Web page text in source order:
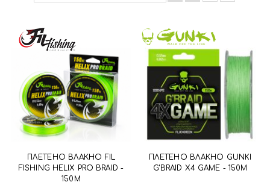
ПЛЕТЕНО ВЛАКНО FIL
FISHING HELIX PRO BRAID -
150М
ПЛЕТЕНО ВЛАКНО GUNKI
G'BRAID X4 GAME - 150М